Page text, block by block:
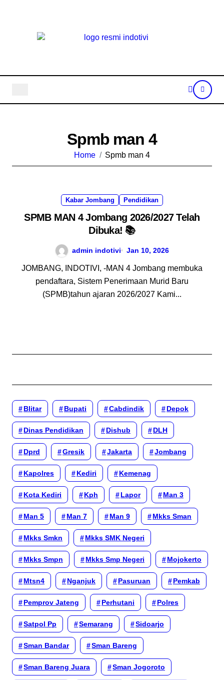
Spmb man 4
Home Spmb man 4
Kabar Jombang Pendidikan
SPMB MAN 4 Jombang 2026/2027 Telah
Dibuka! 📚
admin indotivi Jan 10, 2026
JOMBANG, INDOTIVI, -MAN 4 Jombang membuka
pendaftara, Sistem Penerimaan Murid Baru
(SPMB)tahun ajaran 2026/2027 Kami...
Blitar Bupati Cabdindik Depok
Dinas Pendidikan Dishub DLH
Dprd Gresik Jakarta Jombang
Kapolres Kediri Kemenag
Kota Kediri Kph Lapor Man 3
Man 5 Man 7 Man 9 Mkks Sman
Mkks Smkn Mkks SMK Negeri
Mkks Smpn Mkks Smp Negeri Mojokerto
Mtsn4 Nganjuk Pasuruan Pemkab
Pemprov Jateng Perhutani Polres
Satpol Pp Semarang Sidoarjo
Sman Bandar Sman Bareng
Sman Bareng Juara Sman Jogoroto